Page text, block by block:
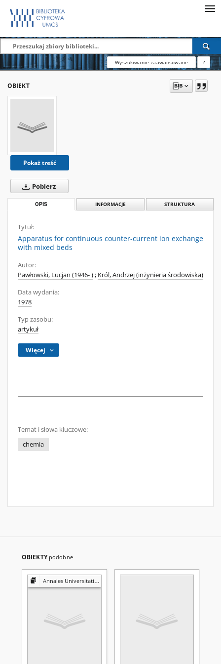
Wyszukiwanie zaawansowane ?
OBIEKT
Pokaż treść
Pobierz
OPIS INFORMACJE STRUKTURA
Tytuł:
Apparatus for continuous counter-current ion exchange
with mixed beds
Autor:
Pawłowski, Lucjan (1946- ); Król, Andrzej (inżynieria środowiska)
Data wydania:
1978
Typ zasobu:
artykuł
Więcej
Temat i słowa kluczowe:
chemia
OBIEKTY podobne
Annales Universitatis Mariae Curie-Skłodowska. Sectio AA, Chemia